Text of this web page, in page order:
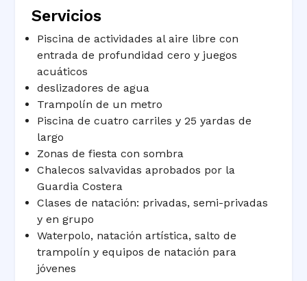
Servicios
Piscina de actividades al aire libre con
entrada de profundidad cero y juegos
acuáticos
deslizadores de agua
Trampolín de un metro
Piscina de cuatro carriles y 25 yardas de
largo
Zonas de fiesta con sombra
Chalecos salvavidas aprobados por la
Guardia Costera
Clases de natación: privadas, semi-privadas
y en grupo
Waterpolo, natación artística, salto de
trampolín y equipos de natación para
jóvenes